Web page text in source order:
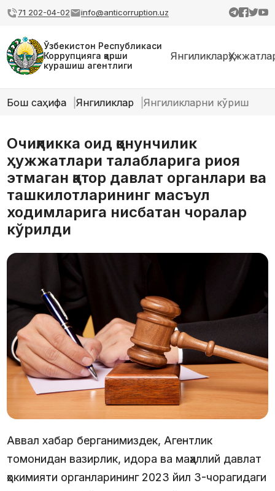
71 202-04-02 info@anticorruption.uz
Ўзбекистон Республикаси
Коррупцияга қарши
курашиш агентлиги
Янгиликлар
Бош саҳифа Янгиликлар Янгиликларни кўриш
Очиқликка оид қонунчилик
ҳужжатлари талабларига риоя
этмаган қатор давлат органлари ва
ташкилотларининг масъул
ходимларига нисбатан чоралар
кўрилди
Аввал хабар берганимиздек, Агентлик
томонидан вазирлик, идора ва маҳаллий давлат
ҳокимияти органларининг 2023 йил 3-чорагидаги